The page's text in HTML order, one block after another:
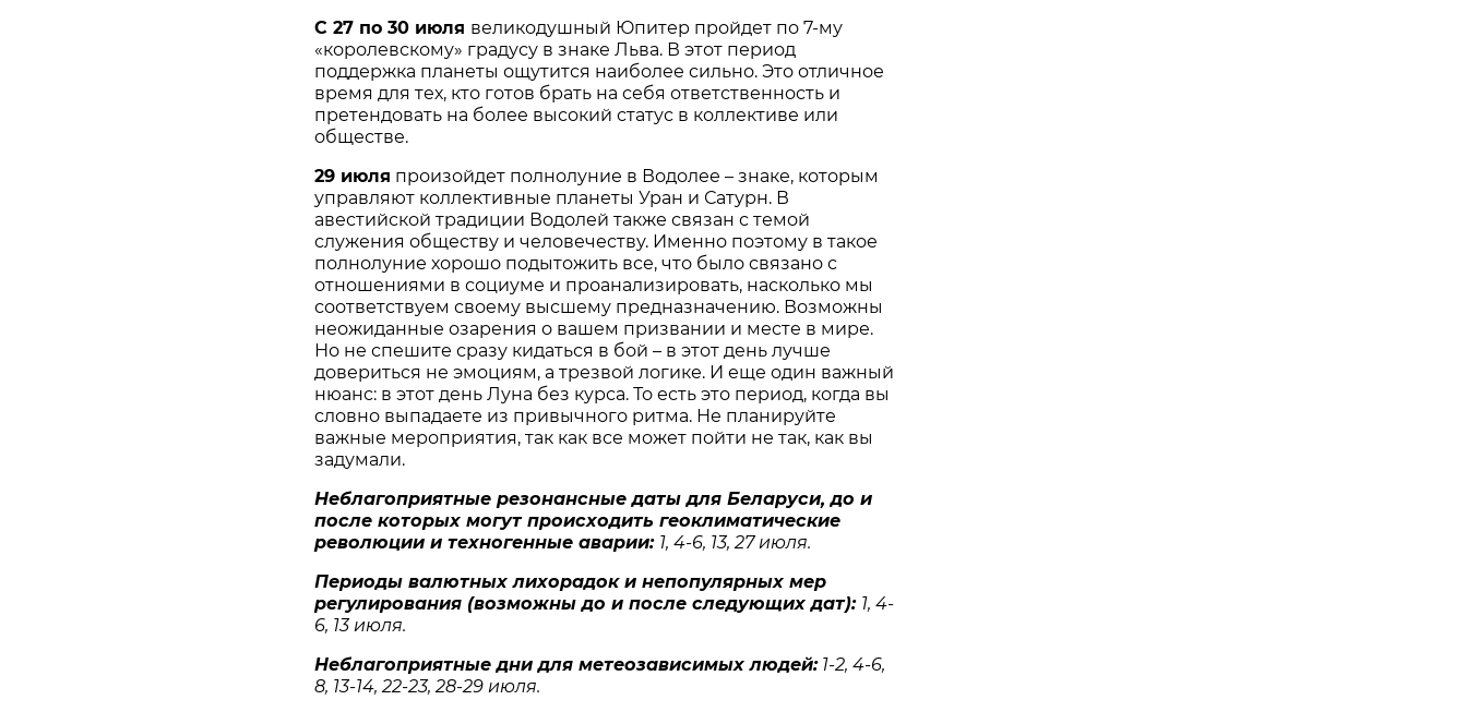
С 27 по 30 июля великодушный Юпитер пройдет по 7-му
«королевскому» градусу в знаке Льва. В этот период
поддержка планеты ощутится наиболее сильно. Это отличное
время для тех, кто готов брать на себя ответственность и
претендовать на более высокий статус в коллективе или
обществе.
29 июля произойдет полнолуние в Водолее – знаке, которым
управляют коллективные планеты Уран и Сатурн. В
авестийской традиции Водолей также связан с темой
служения обществу и человечеству. Именно поэтому в такое
полнолуние хорошо подытожить все, что было связано с
отношениями в социуме и проанализировать, насколько мы
соответствуем своему высшему предназначению. Возможны
неожиданные озарения о вашем призвании и месте в мире.
Но не спешите сразу кидаться в бой – в этот день лучше
довериться не эмоциям, а трезвой логике. И еще один важный
нюанс: в этот день Луна без курса. То есть это период, когда вы
словно выпадаете из привычного ритма. Не планируйте
важные мероприятия, так как все может пойти не так, как вы
задумали.
Неблагоприятные резонансные даты для Беларуси, до и
после которых могут происходить геоклиматические
революции и техногенные аварии: 1, 4-6, 13, 27 июля.
Периоды валютных лихорадок и непопулярных мер
регулирования (возможны до и после следующих дат): 1, 4-
6, 13 июля.
Неблагоприятные дни для метеозависимых людей:1-2, 4-6,
8, 13-14, 22-23, 28-29 июля.